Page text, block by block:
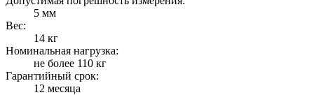
5 мм
Вес:
14 кг
Номинальная нагрузка:
не более 110 кг
Гарантийный срок:
12 месяца